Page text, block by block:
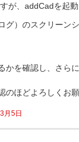
が、addCadを起
グ）のスクリーン
かを確認し、さら
ほどよろしくお
月5日